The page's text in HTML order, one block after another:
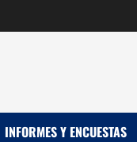
INFORMES Y ENCUESTAS